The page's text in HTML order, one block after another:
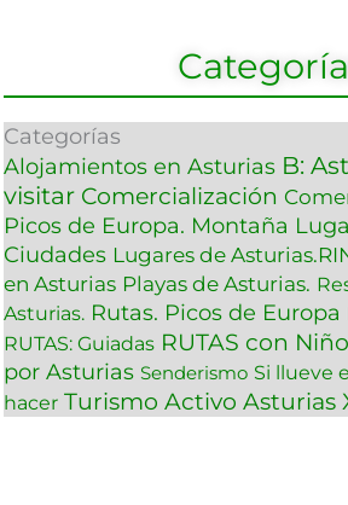
Categorías
Alojamientos en Asturias B:
visitar Comercialización
Picos de Europa. Montaña
Ciudades Lugares de
en Asturias Playas de Asturias.
Asturias. Rutas. Picos de Europa
RUTAS: Guiadas RUTAS con
por Asturias Senderismo Si llueve
hacer Turismo Activo Asturias